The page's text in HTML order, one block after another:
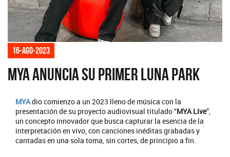
16-ago-2023
MYA anuncia su primer Luna park
MYAdio comienzo a un 2023 lleno de música con la
presentación de su proyecto audiovisual titulado “MYA Live”,
un concepto innovador que busca capturar la esencia de la
interpretación en vivo, con canciones inéditas grabadas y
cantadas en una sola toma, sin cortes, de principio a fin.